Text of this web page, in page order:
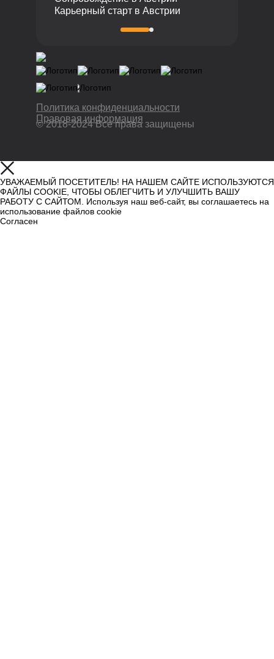
Карьерный старт в Австрии
Политика конфиденциальности
Правовая информация
© 2018-2024 Все права защищены
УВАЖАЕМЫЙ ПОСЕТИТЕЛЬ! НА НАШЕМ САЙТЕ ИСПОЛЬЗУЮТСЯ
ФАЙЛЫ COOKIE, ЧТОБЫ ОБЛЕГЧИТЬ И УЛУЧШИТЬ ВАШУ
РАБОТУ С САЙТОМ. Используя наш веб-сайт, вы соглашаетесь на
использование файлов cookie
Согласен